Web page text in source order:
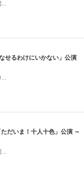
せるわけにいかない」公演
だいま！十人十色」公演 ～